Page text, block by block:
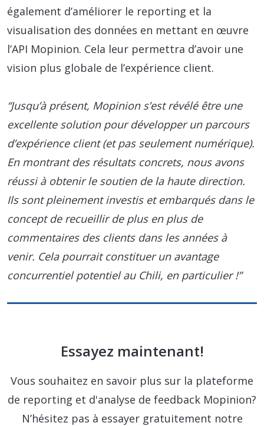
également d’améliorer le reporting et la
visualisation des données en mettant en œuvre
l’API Mopinion. Cela leur permettra d’avoir une
vision plus globale de l’expérience client.
“Jusqu’à présent, Mopinion s’est révélé être une
excellente solution pour développer un parcours
d’expérience client (et pas seulement numérique).
En montrant des résultats concrets, nous avons
réussi à obtenir le soutien de la haute direction.
Ils sont pleinement investis et embarqués dans le
concept de recueillir de plus en plus de
commentaires des clients dans les années à
venir. Cela pourrait constituer un avantage
concurrentiel potentiel au Chili, en particulier !”
Essayez maintenant!
Vous souhaitez en savoir plus sur la plateforme
de reporting et d'analyse de feedback Mopinion?
N’hésitez pas à essayer gratuitement notre